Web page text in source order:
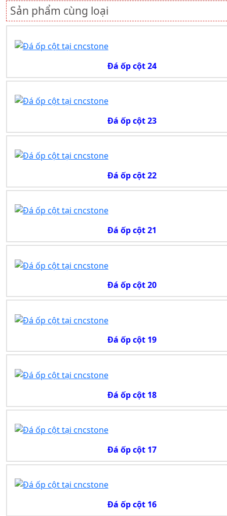
Sản phẩm cùng loại
Đá ốp cột 24
Đá ốp cột 23
Đá ốp cột 22
Đá ốp cột 21
Đá ốp cột 20
Đá ốp cột 19
Đá ốp cột 18
Đá ốp cột 17
Đá ốp cột 16